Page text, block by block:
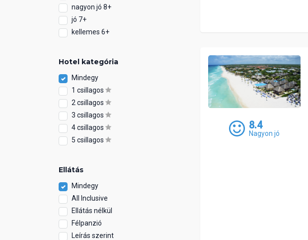
nagyon jó 8+
jó 7+
kellemes 6+
Hotel kategória
Mindegy
1 csillagos
2 csillagos
3 csillagos
4 csillagos
5 csillagos
Ellátás
Mindegy
All Inclusive
Ellátás nélkül
Félpanzió
Leírás szerint
8.4
Nagyon jó